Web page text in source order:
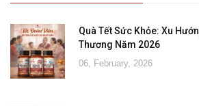
Quà Tết Sức Khỏe: Xu
Thương Năm 2026
06, February, 2026